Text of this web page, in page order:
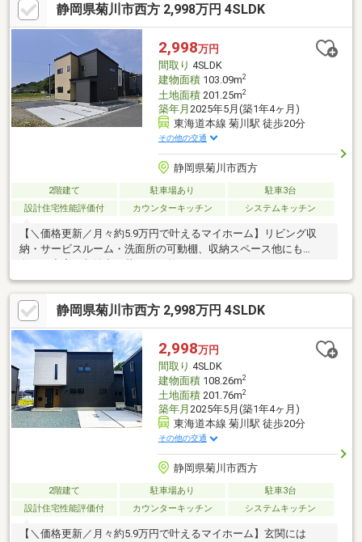
静岡県菊川市西方 2,998万円 4SLDK
2,998万円
間取り 4SLDK
建物面積103.09m2
土地面積201.25m2
築年月 2025年5月(築1年4ヶ月)
東海道本線 菊川駅 徒歩20分
その他の交通
静岡県菊川市西方
2階建て 駐車場あり
駐車3台
設計住宅性能評価付
カウンターキッチン システムキッチン
【＼価格更新／月々約5.9万円で叶えるマイホーム】リビング収
納・サービスルーム・洗面所の可動棚、収納スペース他にも
静岡県菊川市西方 2,998万円 4SLDK
2,998万円
間取り 4SLDK
建物面積108.26m2
土地面積201.76m2
築年月 2025年5月(築1年4ヶ月)
東海道本線 菊川駅 徒歩20分
その他の交通
静岡県菊川市西方
2階建て 駐車場あり
駐車3台
設計住宅性能評価付
カウンターキッチン システムキッチン
【＼価格更新／月々約5.9万円で叶えるマイホーム】玄関には